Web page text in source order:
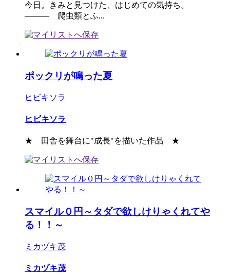
今日。きみと見つけた、はじめての気持ち。
――― 爬虫類とふ...
ポックリが鳴った夏
ヒビキソラ
ヒビキソラ
★ 田舎を舞台に"成長"を描いた作品 ★
スマイル０円～タダで欲しけりゃくれてや
る！！～
ミカヅキ茂
ミカヅキ茂